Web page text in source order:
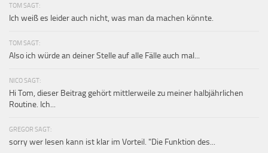
TOM SAGT:
Ich weiß es leider auch nicht, was man da machen könnte.
TOM SAGT:
Also ich würde an deiner Stelle auf alle Fälle auch mal...
NICO SAGT:
Hi Tom, dieser Beitrag gehört mittlerweile zu meiner halbjährlichen
Routine. Ich...
GREGOR SAGT:
sorry wer lesen kann ist klar im Vorteil. "Die Funktion des...